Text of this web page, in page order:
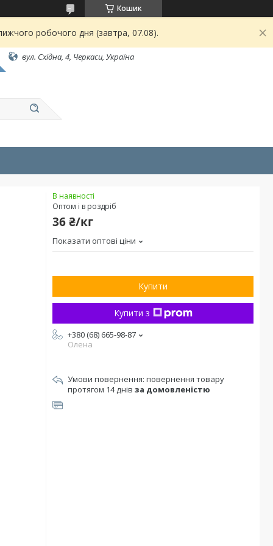
Кошик
робочого дня (завтра, 07.08).
вул. Східна, 4, Черкаси, Україна
В наявності
Оптом і в роздріб
36 ₴/кг
Показати оптові ціни
Купити
Купити з
+380 (68) 665-98-87
Олена
повернення товару
протягом 14 днів за домовленістю